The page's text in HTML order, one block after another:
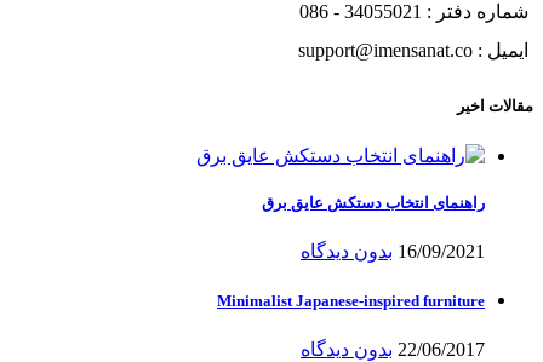
شماره دفتر : 34055021 - 086
ایمیل : support@imensanat.co
مقالات اخیر
راهنمای انتخاب دستکش عایق برق
16/09/2021 بدون دیدگاه
Minimalist Japanese-inspired furniture
22/06/2017 بدون دیدگاه